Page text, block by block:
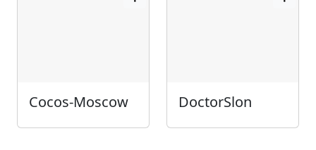
Cocos-Moscow DoctorSlon